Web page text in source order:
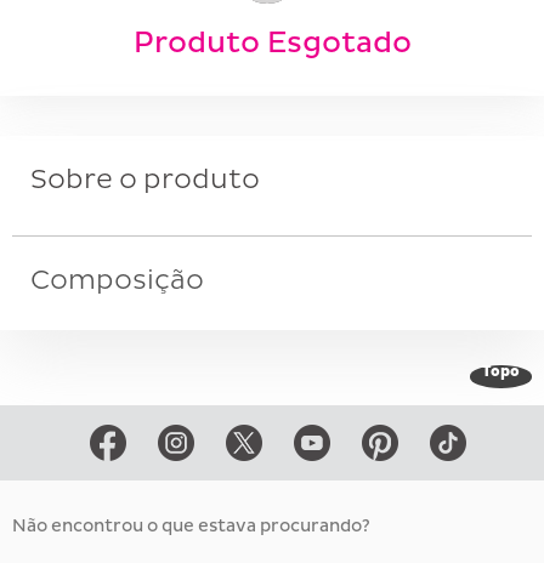
Produto Esgotado
Sobre o produto
Composição
Topo
Não encontrou o que estava procurando?